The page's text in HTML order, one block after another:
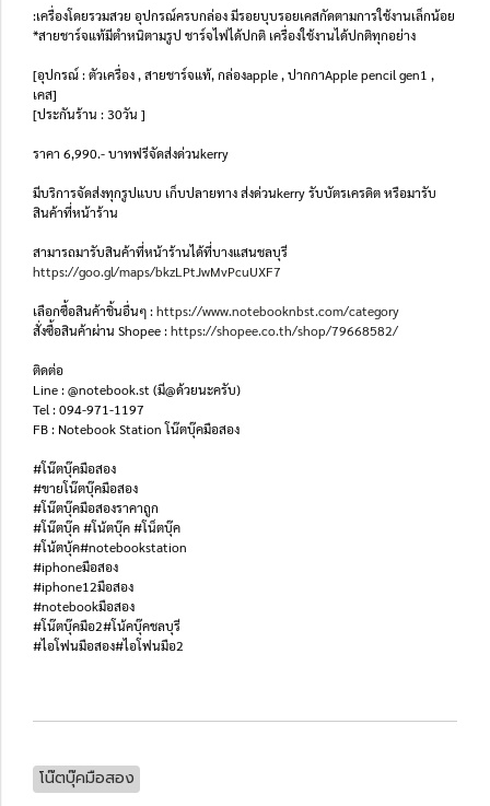
:เครื่องโดยรวมสวย อุปกรณ์ครบกล่อง มีรอยบุบรอยเคสกัดตามการใช้งานเล็กน้อย
*สายชาร์จแท้มีตำหนิตามรูป ชาร์จไฟได้ปกติ เครื่องใช้งานได้ปกติทุกอย่าง
[อุปกรณ์ : ตัวเครื่อง , สายชาร์จแท้, กล่องapple , ปากกาApple pencil gen1 ,
เคส]
[ประกันร้าน : 30วัน ]
ราคา 6,990.- บาทฟรีจัดส่งด่วนkerry
มีบริการจัดส่งทุกรูปแบบ เก็บปลายทาง ส่งด่วนkerry รับบัตรเครดิต หรือมารับ
สินค้าที่หน้าร้าน
สามารถมารับสินค้าที่หน้าร้านได้ที่บางแสนชลบุรี
https://goo.gl/maps/bkzLPtJwMvPcuUXF7
เลือกซื้อสินค้าชิ้นอื่นๆ :https://www.notebooknbst.com/category
สั่งซื้อสินค้าผ่าน Shopee :https://shopee.co.th/shop/79668582/
ติดต่อ
Line : @notebook.st (มี@ด้วยนะครับ)
Tel : 094-971-1197
FB : Notebook Station โน๊ตบุ๊คมือสอง
#โน๊ตบุ๊คมือสอง
#ขายโน๊ตบุ๊คมือสอง
#โน๊ตบุ๊คมือสองราคาถูก
#โน๊ตบุ๊ค #โน้ตบุ๊ค #โน็ตบุ๊ค
#โน้ตบุ้ค#notebookstation
#iphoneมือสอง
#iphone12มือสอง
#notebookมือสอง
#โน๊ตบุ๊คมือ2#โน้คบุ๊คชลบุรี
#ไอโฟนมือสอง#ไอโฟนมือ2
โน๊ตบุ๊คมือสอง